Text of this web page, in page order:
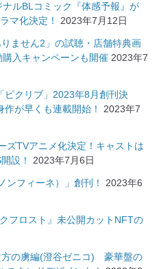
ルBLコミック『体感予報』が
マ化決定！
2023年7月12日
ません2」の試聴・店舗特典画
入キャンペーンも開催 2023年7
ピクリブ」2023年8月創刊決
が早くも連載開始！
2023年7
ズTVアニメ化決定！キャストは
設！
2023年7月6日
ンフィーネ）」創刊！
2023年6
フロスト』未公開カットNFTの
方の虜編(澄谷ゼニコ) 豪華盤の